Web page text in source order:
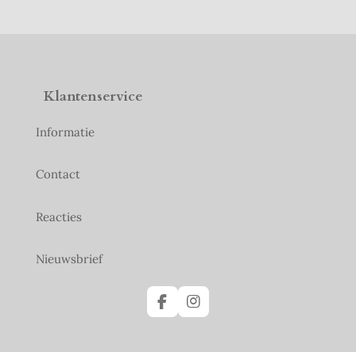
Klantenservice
Informatie
Contact
Reacties
Nieuwsbrief
F
a
I
n